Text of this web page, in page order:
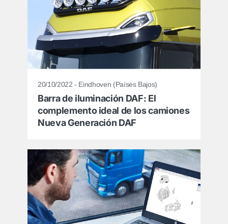
20/10/2022 - Eindhoven (Países Bajos)
Barra de iluminación DAF: El
complemento ideal de los camiones
Nueva Generación DAF